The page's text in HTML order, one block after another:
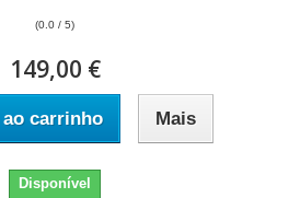
(0.0 / 5)
149,00 €
carrinho Mais
Disponível